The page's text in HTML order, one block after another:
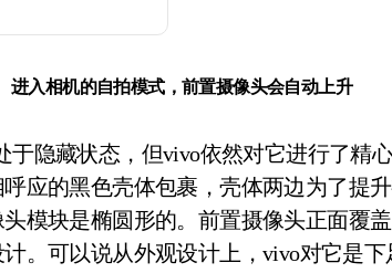
进入相机的自拍模式，前置摄像头会自动上升
应的黑色壳体包裹，壳体两边为了提
模块是椭圆形的。前置摄像头正面覆
。可以说从外观设计上，vivo对它是下